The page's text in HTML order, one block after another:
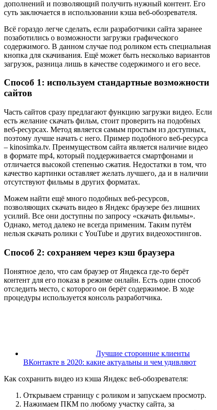
дополнений и позволяющий получить нужный контент. Его
суть заключается в использовании кэша веб-обозревателя.
Всё гораздо легче сделать, если разработчики сайта заранее
позаботились о возможности загрузки графического
содержимого. В данном случае под роликом есть специальная
кнопка для скачивания. Ещё может быть несколько вариантов
загрузок, разница лишь в качестве содержимого и его весе.
Способ 1: используем стандартные возможности
сайтов
Часть сайтов сразу предлагают функцию загрузки видео. Если
есть желание скачать фильм, стоит проверить на подобных
веб-ресурсах. Метод является самым простым из доступных,
поэтому лучше начать с него. Пример подобного веб-ресурса
– kinosimka.tv. Преимуществом сайта является наличие видео
в формате mp4, который поддерживается смартфонами и
отличается высокой степенью сжатия. Недостатки в том, что
качество картинки оставляет желать лучшего, да и в наличии
отсутствуют фильмы в других форматах.
Можем найти ещё много подобных веб-ресурсов,
позволяющих скачать видео в Яндекс браузере без лишних
усилий. Все они доступны по запросу «скачать фильмы».
Однако, метод далеко не всегда применим. Таким путём
нельзя скачать ролики с YouTube и других видеохостингов.
Способ 2: сохраняем через кэш браузера
Понятное дело, что сам браузер от Яндекса где-то берёт
контент для его показа в режиме онлайн. Есть один способ
отследить место, с которого он берёт содержимое. В ходе
процедуры используется консоль разработчика.
Лучшие сторонние клиенты
ВКонтакте в 2020: какие актуальны и чем удивляют
Как сохранить видео из кэша Яндекс веб-обозревателя:
Открываем страницу с роликом и запускаем просмотр.
Нажимаем ПКМ по любому участку сайта, за